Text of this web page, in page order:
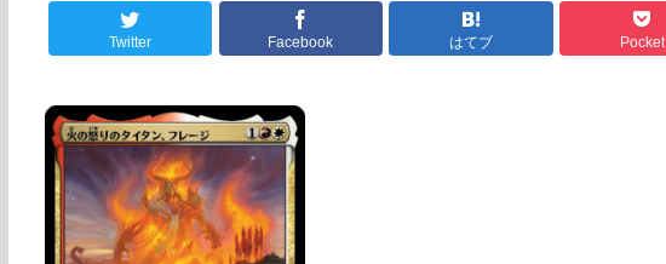
Twitter Facebook はてブ Pocket